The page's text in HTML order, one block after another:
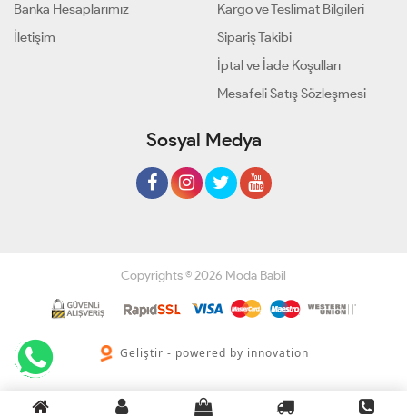
Banka Hesaplarımız
İletişim
Kargo ve Teslimat Bilgileri
Sipariş Takibi
İptal ve İade Koşulları
Mesafeli Satış Sözleşmesi
Sosyal Medya
Copyrights © 2026 Moda Babil
Geliştir - powered by innovation